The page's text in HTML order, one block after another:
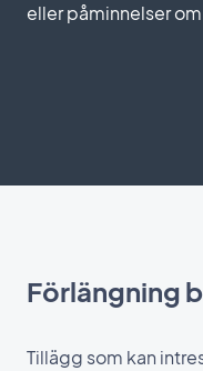
eller påminnelser
Förlängning
Tillägg som kan